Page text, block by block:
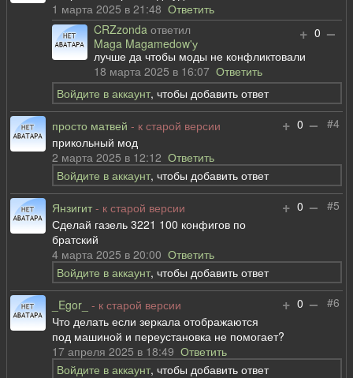
1 марта 2025 в 21:48Ответить
+ 0 –
CRZzonda ответил
Maga Magamedow'у
лучше да чтобы моды не конфликтовали
18 марта 2025 в 16:07Ответить
Войдите в аккаунт, чтобы добавить ответ
#4
+ 0 –
просто матвей - к старой версии
прикольный мод
2 марта 2025 в 12:12Ответить
Войдите в аккаунт, чтобы добавить ответ
#5
+ 0 –
Янзигит - к старой версии
Сделай газель 3221 100 конфигов по
братский
4 марта 2025 в 20:00Ответить
Войдите в аккаунт, чтобы добавить ответ
#6
+ 0 –
_Egor_ - к старой версии
Что делать если зеркала отображаются
под машиной и переустановка не помогает?
17 апреля 2025 в 18:49Ответить
Войдите в аккаунт, чтобы добавить ответ